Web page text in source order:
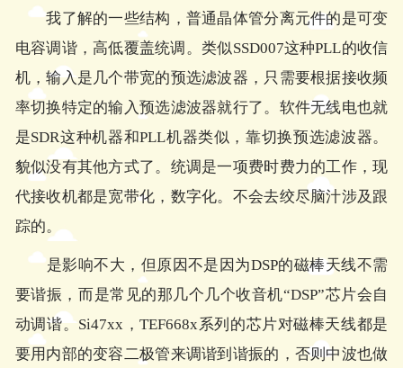
我了解的一些结构，普通晶体管分离元件的是可变
电容调谐，高低覆盖统调。类似SSD007这种PLL的收信
机，输入是几个带宽的预选滤波器，只需要根据接收频
率切换特定的输入预选滤波器就行了。软件无线电也就
是SDR这种机器和PLL机器类似，靠切换预选滤波器。
貌似没有其他方式了。统调是一项费时费力的工作，现
代接收机都是宽带化，数字化。不会去绞尽脑汁涉及跟
踪的。
是影响不大，但原因不是因为DSP的磁棒天线不需
要谐振，而是常见的那几个几个收音机“DSP”芯片会自
动调谐。Si47xx，TEF668x系列的芯片对磁棒天线都是
要用内部的变容二极管来调谐到谐振的，否则中波也做